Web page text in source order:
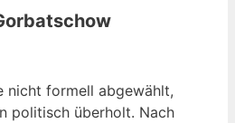
nicht formell abgewählt,
politisch überholt. Nach